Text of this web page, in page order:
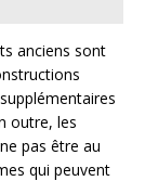
anciens sont
outre, les
pas être au
qui peuvent